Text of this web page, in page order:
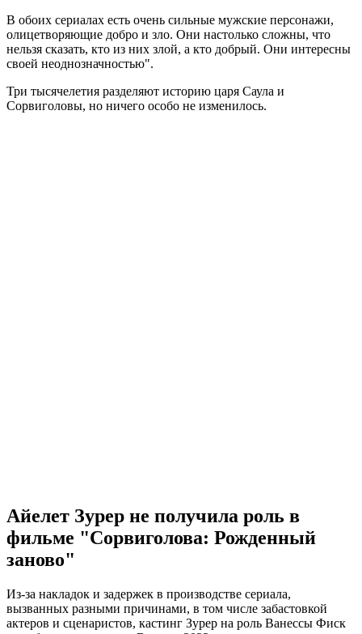
В обоих сериалах есть очень сильные мужские персонажи,
олицетворяющие добро и зло. Они настолько сложны, что
нельзя сказать, кто из них злой, а кто добрый. Они интересны
своей неоднозначностью".
Три тысячелетия разделяют историю царя Саула и
Сорвиголовы, но ничего особо не изменилось.
Айелет Зурер не получила роль в
фильме "Сорвиголова: Рожденный
заново"
Из-за накладок и задержек в производстве сериала,
вызванных разными причинами, в том числе забастовкой
актеров и сценаристов, кастинг Зурер на роль Ванессы Фиск